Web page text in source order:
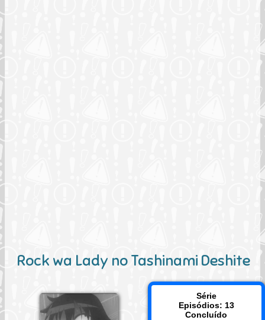
Rock wa Lady no Tashinami Deshite
Série
Episódios: 13
Concluído